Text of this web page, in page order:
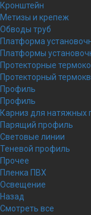
Кронштейн
Метизы и крепеж
Обводы труб
Платформа
Платформы
Протекторные
Протекторный
Профиль
Профиль
Карниз для натяжных
Парящий профиль
Световые линии
Теневой профиль
Прочее
Пленка ПВХ
Освещение
Назад
Смотреть все